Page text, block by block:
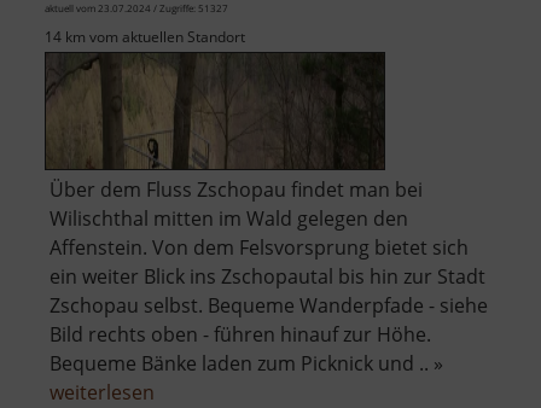
aktuell vom 23.07.2024 / Zugriffe: 51327
14 km vom aktuellen Standort
Über dem Fluss Zschopau findet man bei
Wilischthal mitten im Wald gelegen den
Affenstein. Von dem Felsvorsprung bietet sich
ein weiter Blick ins Zschopautal bis hin zur Stadt
Zschopau selbst. Bequeme Wanderpfade - siehe
Bild rechts oben - führen hinauf zur Höhe.
Bequeme Bänke laden zum Picknick und .. »
weiterlesen